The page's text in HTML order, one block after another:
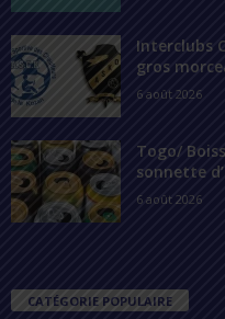
Interclubs
gros
6 août 2026
Togo/
sonnette
6 août 2026
CATÉGORIE POPULAIRE